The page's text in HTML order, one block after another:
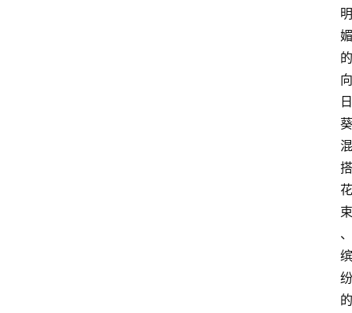
明
媚
的
向
日
葵
混
搭
花
束
、
缤
纷
的